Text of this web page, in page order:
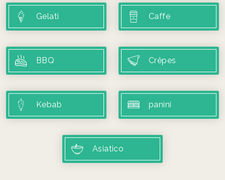
Gelati Caffe
BBQ Crêpes
Kebab panini
Asiatico